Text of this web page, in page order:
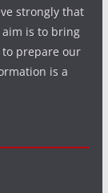
strongly that
is to bring
to prepare our
is a